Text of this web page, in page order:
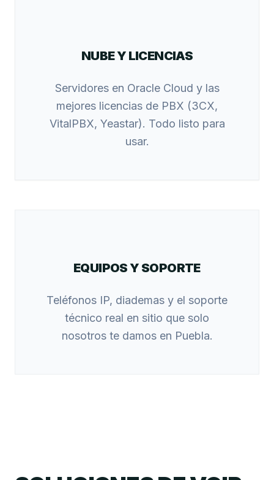
NUBE Y LICENCIAS
Servidores en Oracle Cloud y las
mejores licencias de PBX (3CX,
VitalPBX, Yeastar). Todo listo para
usar.
EQUIPOS Y SOPORTE
Teléfonos IP, diademas y el soporte
técnico real en sitio que solo
nosotros te damos en Puebla.